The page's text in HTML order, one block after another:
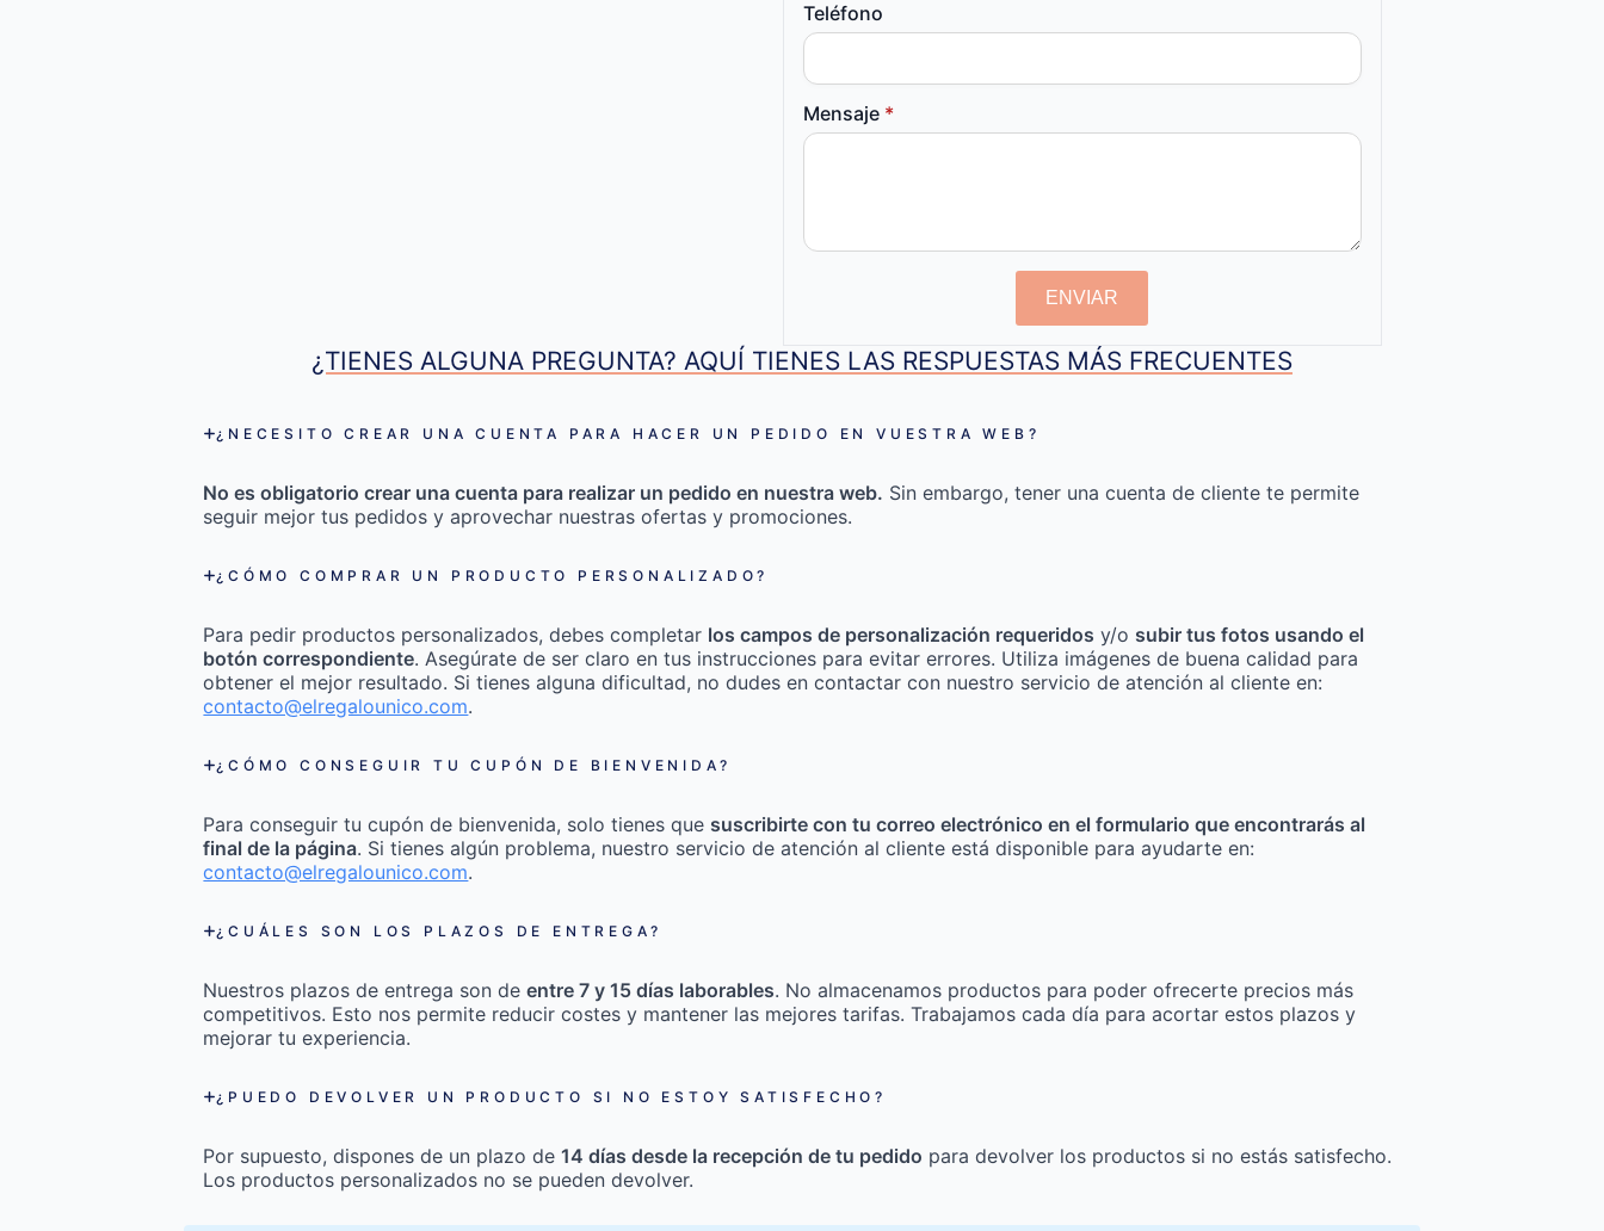
Teléfono
Mensaje *
ENVIAR
¿TIENES ALGUNA PREGUNTA? AQUÍ TIENES LAS RESPUESTAS MÁS FRECUENTES
¿NECESITO CREAR UNA CUENTA PARA HACER UN PEDIDO EN VUESTRA WEB?
No es obligatorio crear una cuenta para realizar un pedido en nuestra web. Sin embargo, tener una cuenta de cliente te permite
seguir mejor tus pedidos y aprovechar nuestras ofertas y promociones.
¿CÓMO COMPRAR UN PRODUCTO PERSONALIZADO?
Para pedir productos personalizados, debes completar los campos de personalización requeridos y/o subir tus fotos usando el
botón correspondiente. Asegúrate de ser claro en tus instrucciones para evitar errores. Utiliza imágenes de buena calidad para
obtener el mejor resultado. Si tienes alguna dificultad, no dudes en contactar con nuestro servicio de atención al cliente en:
contacto@elregalounico.com.
¿CÓMO CONSEGUIR TU CUPÓN DE BIENVENIDA?
Para conseguir tu cupón de bienvenida, solo tienes que suscribirte con tu correo electrónico en el formulario que encontrarás al
final de la página. Si tienes algún problema, nuestro servicio de atención al cliente está disponible para ayudarte en:
contacto@elregalounico.com.
¿CUÁLES SON LOS PLAZOS DE ENTREGA?
Nuestros plazos de entrega son deentre 7 y 15 días laborables. No almacenamos productos para poder ofrecerte precios más
competitivos. Esto nos permite reducir costes y mantener las mejores tarifas. Trabajamos cada día para acortar estos plazos y
mejorar tu experiencia.
¿PUEDO DEVOLVER UN PRODUCTO SI NO ESTOY SATISFECHO?
Por supuesto, dispones de un plazo de14 días desde la recepción de tu pedido para devolver los productos si no estás satisfecho.
Los productos personalizados no se pueden devolver.